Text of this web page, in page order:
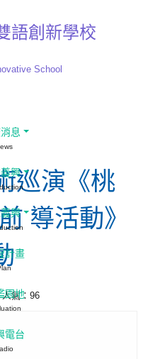
巡演《桃
導活動》
人氣：96
語創新學校
School
息
興
興
計畫
園地
電台